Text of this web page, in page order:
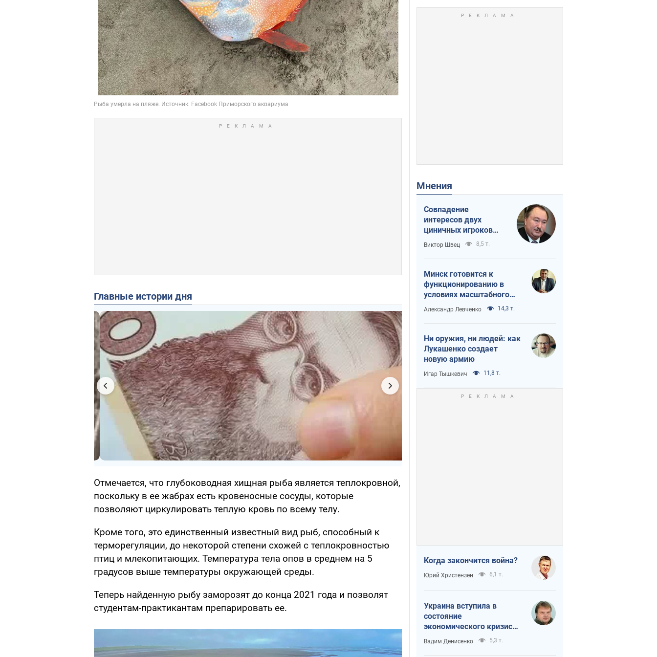
Главные истории дня
Отмечается, что глубоководная хищная рыба является теплокровной,
поскольку в ее жабрах есть кровеносные сосуды, которые
позволяют циркулировать теплую кровь по всему телу.
Кроме того, это единственный известный вид рыб, способный к
терморегуляции, до некоторой степени схожей с теплокровностью
птиц и млекопитающих. Температура тела опов в среднем на 5
градусов выше температуры окружающей среды.
Теперь найденную рыбу заморозят до конца 2021 года и позволят
студентам-практикантам препарировать ее.
Мнения
Совпадение
интересов двух
циничных игроков
или тайный план
Трампа и Путина?
Виктор Швец 8,5 т.
Минск готовится к
функционированию в
условиях масштабного
военного кризиса
Александр Левченко 14,3 т.
Ни оружия, ни людей: как
Лукашенко создает
новую армию
Игар Тышкевич 11,8 т.
Когда закончится война?
Юрий Христензен 6,1 т.
Украина вступила в
состояние
экономического кризиса.
Есть ли свет в конце
туннеля?
Вадим Денисенко 5,3 т.